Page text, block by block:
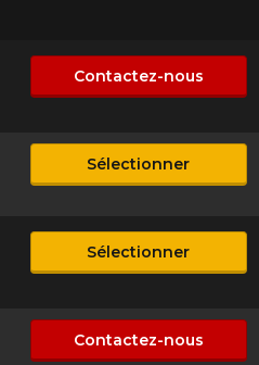
Contactez-nous
Sélectionner
Sélectionner
Contactez-nous